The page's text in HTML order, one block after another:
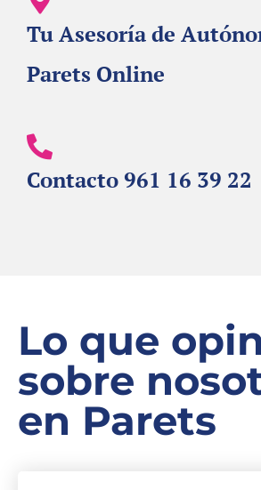
Tu Asesoría de
Parets Online
Contacto 961 16 39 22
Lo que
sobre
en Parets